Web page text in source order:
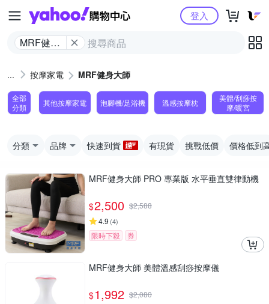
Yahoo購物中心
MRF健身
登入
按摩家電 MRF健身大師
全部
分類
其他按摩家電 泡腳機/足浴機 溫感按摩枕
美體/刮痧按
摩/暖宮
分類 品牌 快速到貨 有現貨 挑戰低價 價格低到
MRF健身大師 PRO 專業版 ⽔平垂直雙律動機
$2,500 $2,588
4.9 (4)
限時下殺 券
MRF健身大師 美體溫感刮痧按摩儀
$1,992 $2,080